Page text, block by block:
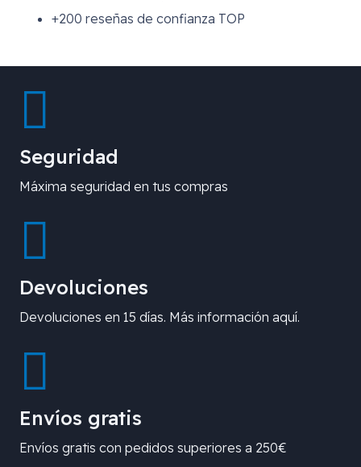
+200 reseñas de confianza TOP
Seguridad
Máxima seguridad en tus compras
Devoluciones
Devoluciones en 15 días. Más información aquí.
Envíos gratis
Envíos gratis con pedidos superiores a 250€